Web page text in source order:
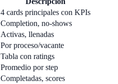
4 cards principales con KPIs
Completion, no-shows
Activas, llenadas
Por proceso/vacante
Tabla con ratings
Promedio por step
Completadas, scores